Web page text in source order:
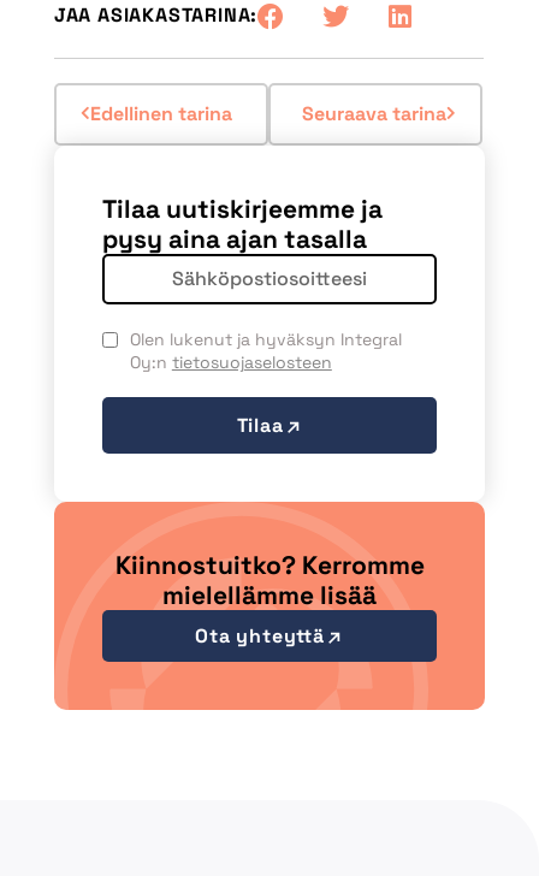
JAA ASIAKASTARINA:
Edellinen tarina Seuraava tarina
Tilaa uutiskirjeemme ja
pysy aina ajan tasalla
Olen lukenut ja hyväksyn Integral
Oy:n tietosuojaselosteen
Tilaa
Kiinnostuitko? Kerromme
mielellämme lisää
Ota yhteyttä